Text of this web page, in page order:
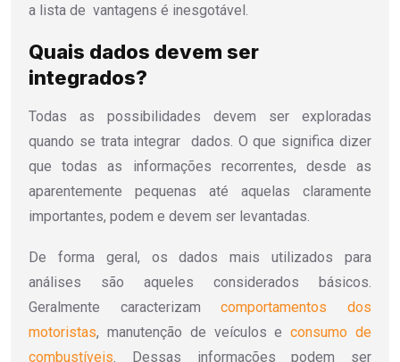
a lista de vantagens é inesgotável.
Quais dados devem ser
integrados?
Todas as possibilidades devem ser exploradas
quando se trata integrar dados. O que significa dizer
que todas as informações recorrentes, desde as
aparentemente pequenas até aquelas claramente
importantes, podem e devem ser levantadas.
De forma geral, os dados mais utilizados para
análises são aqueles considerados básicos.
Geralmente caracterizamcomportamentos dos
motoristas, manutenção de veículos econsumo de
combustíveis. Dessas informações podem ser